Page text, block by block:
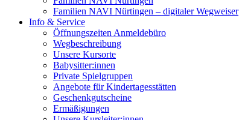
Familien NAVI Nürtingen – digitaler Wegweiser
Info & Service
Öffnungszeiten Anmeldebüro
Wegbeschreibung
Unsere Kursorte
Babysitter:innen
Private Spielgruppen
Angebote für Kindertagesstätten
Geschenkgutscheine
Ermäßigungen